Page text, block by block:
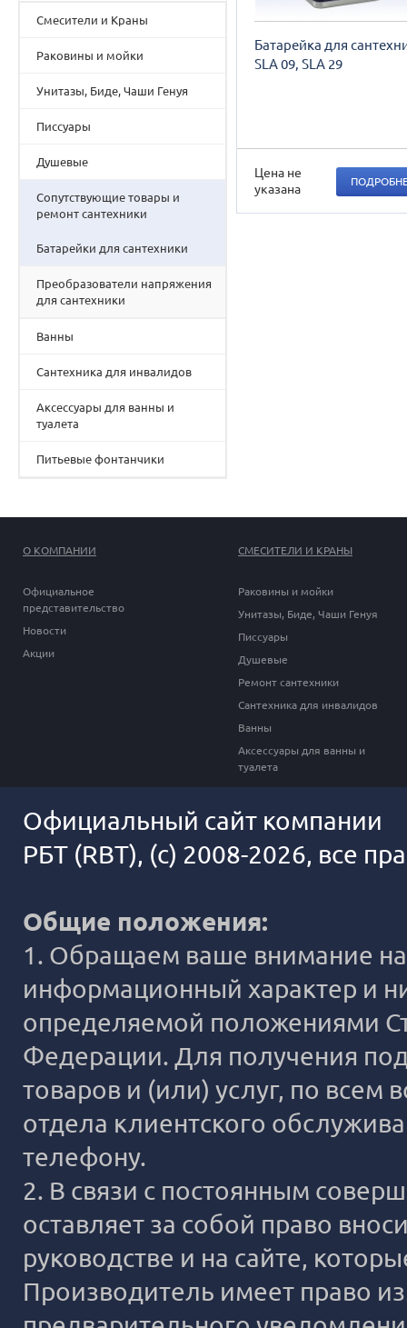
Смесители и Краны
Раковины и мойки
Унитазы, Биде, Чаши Генуя
Писсуары
Душевые
Сопутствующие товары и
ремонт сантехники
Батарейки для сантехники
Преобразователи напряжения
для сантехники
Ванны
Сантехника для инвалидов
Аксессуары для ванны и
туалета
Питьевые фонтанчики
Батарейка для
SLA 09, SLA 29
Цена не
указана
О КОМПАНИИ
Официальное
представительство
Новости
Акции
СМЕСИТЕЛИ И КРАНЫ
Раковины и мойки
Унитазы, Биде, Чаши Генуя
Писсуары
Душевые
Ремонт сантехники
Сантехника для инвалидов
Ванны
Аксессуары для ванны и
туалета
Официальный сайт компании
РБТ (RBT), (c) 2008-2026, все
Общие положения:
1. Обращаем ваше внимание на
информационный характер и
определяемой положениями
Федерации. Для получения
товаров и (или) услуг, по
отдела клиентского
телефону.
2. В связи с постоянным
оставляет за собой право
руководстве и на сайте,
Производитель имеет право